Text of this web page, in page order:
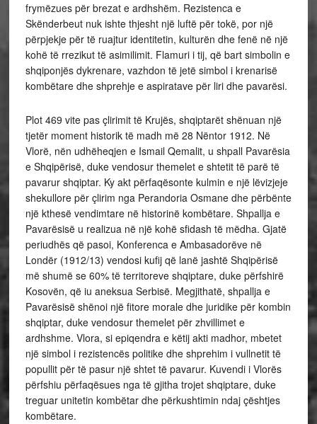
frymëzues për brezat e ardhshëm. Rezistenca e
Skënderbeut nuk ishte thjesht një luftë për tokë, por një
përpjekje për të ruajtur identitetin, kulturën dhe fenë në një
kohë të rrezikut të asimilimit. Flamuri i tij, që bart simbolin e
shqiponjës dykrenare, vazhdon të jetë simbol i krenarisë
kombëtare dhe shprehje e aspiratave për liri dhe pavarësi.
Plot 469 vite pas çlirimit të Krujës, shqiptarët shënuan një
tjetër moment historik të madh më 28 Nëntor 1912. Në
Vlorë, nën udhëheqjen e Ismail Qemalit, u shpall Pavarësia
e Shqipërisë, duke vendosur themelet e shtetit të parë të
pavarur shqiptar. Ky akt përfaqësonte kulmin e një lëvizjeje
shekullore për çlirim nga Perandoria Osmane dhe përbënte
një kthesë vendimtare në historinë kombëtare. Shpallja e
Pavarësisë u realizua në një kohë sfidash të mëdha. Gjatë
periudhës që pasoi, Konferenca e Ambasadorëve në
Londër (1912/13) vendosi kufij që lanë jashtë Shqipërisë
më shumë se 60% të territoreve shqiptare, duke përfshirë
Kosovën, që iu aneksua Serbisë. Megjithatë, shpallja e
Pavarësisë shënoi një fitore morale dhe juridike për kombin
shqiptar, duke vendosur themelet për zhvillimet e
ardhshme. Vlora, si epiqendra e këtij akti madhor, mbetet
një simbol i rezistencës politike dhe shprehim i vullnetit të
popullit për të pasur një shtet të pavarur. Kuvendi i Vlorës
përfshiu përfaqësues nga të gjitha trojet shqiptare, duke
treguar unitetin kombëtar dhe përkushtimin ndaj çështjes
kombëtare.